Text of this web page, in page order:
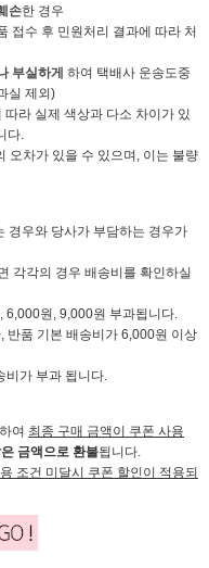
손한 경우
수 후 민원처리 결과에 따라 처
부실하게 하여 택배사 운송도중
실 제외)
라 실제 색상과 다소 차이가 있
다.
오차가 있을 수 있으며, 이는 불량
경우와 당사가 부담하는 경우가
각각의 경우 배송비를 확인하실
원, 9,000원 부과됩니다.
품 기본 배송비가 6,000원 이상
비가 부과 됩니다.
여 최종 구매 금액이 쿠폰 사용
금액으로 환불됩니다.
조건 미달시 쿠폰 할인이 적용되